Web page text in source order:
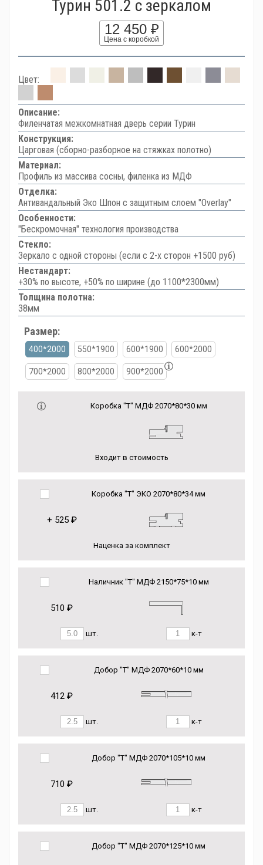
Турин 501.2 с зеркалом
12 450 ₽
Цена с коробкой
Цвет:
Описание:
Филенчатая межкомнатная дверь серии Турин
Конструкция:
Царговая (сборно-разборное на стяжках полотно)
Материал:
Профиль из массива сосны, филенка из МДФ
Отделка:
Антивандальный Эко Шпон с защитным слоем "Overlay"
Особенности:
"Бескромочная" технология производства
Стекло:
Зеркало с одной стороны (если с 2-х сторон +1500 руб)
Нестандарт:
+30% по высоте, +50% по ширине (до 1100*2300мм)
Толщина полотна:
38мм
Размер:
400*2000 550*1900 600*1900 600*2000
700*2000 800*2000 900*2000
Коробка "Т" МДФ 2070*80*30 мм
Входит в стоимость
Коробка "Т" ЭКО 2070*80*34 мм
+ 525 ₽
Наценка за комплект
Наличник "Т" МДФ 2150*75*10 мм
510 ₽
шт. к-т
Добор "Т" МДФ 2070*60*10 мм
412 ₽
шт. к-т
Добор "Т" МДФ 2070*105*10 мм
710 ₽
шт. к-т
Добор "Т" МДФ 2070*125*10 мм